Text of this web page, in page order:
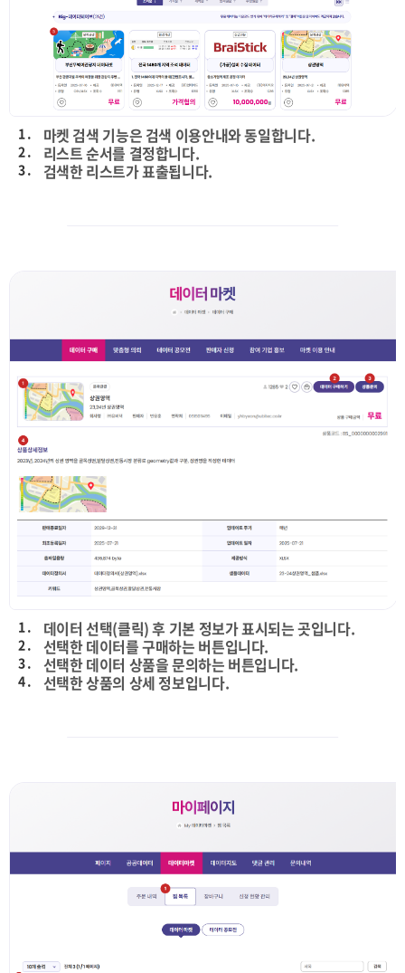
1 . 마켓 검색 기능은 검색 이용안내와 동일합니다.
2 . 리스트 순서를 결정합니다.
3 . 검색한 리스트가 표출됩니다.
1 . 데이터 선택(클릭) 후 기본 정보가 표시되는 곳입니다.
2 . 선택한 데이터를 구매하는 버튼입니다.
3 . 선택한 데이터 상품을 문의하는 버튼입니다.
4 . 선택한 상품의 상세 정보입니다.